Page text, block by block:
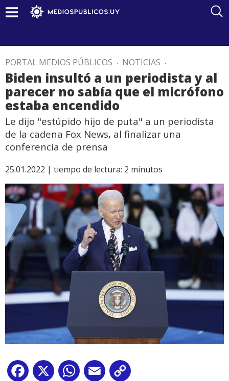
PORTAL MEDIOS PÚBLICOS . NOTICIAS .
Biden insultó a un periodista y al
parecer no sabía que el micrófono
estaba encendido
Le dijo "estúpido hijo de puta" a un periodista
de la cadena Fox News, al finalizar una
conferencia de prensa
25.01.2022 | tiempo de lectura: 2 minutos
Facebook
X WhatsApp
Email